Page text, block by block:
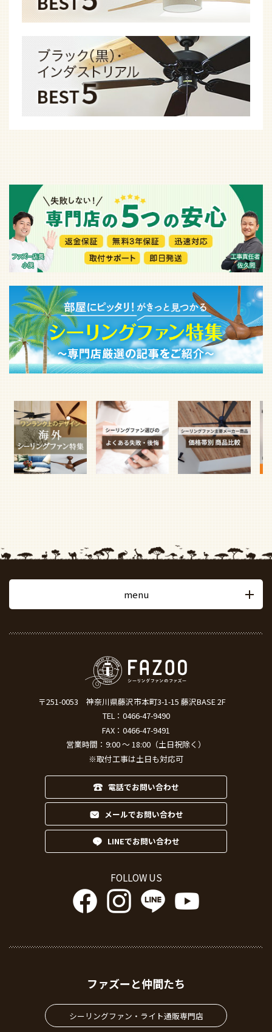
menu
〒251-0053
神奈川県藤沢市本町3-1-15 藤沢BASE 2F
TEL： 0466-47-9490
FAX：0466-47-9491
営業時間：9:00 ～ 18:00（土日祝除く）
※取付工事は土日も対応可
電話でお問い合わせ
メールでお問い合わせ
LINEでお問い合わせ
FOLLOW US
ファズーと仲間たち
シーリングファン・ライト通販専門店